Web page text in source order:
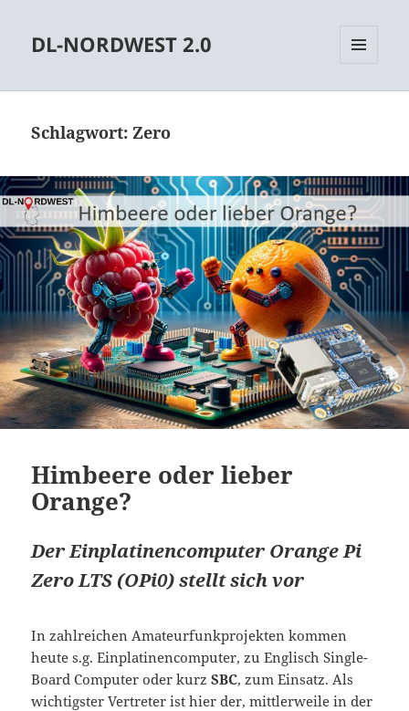
DL-NORDWEST 2.0
Schlagwort:Zero
Himbeere oder lieber
Orange?
Der Einplatinencomputer Orange Pi
Zero LTS (OPi0) stellt sich vor
In zahlreichen Amateurfunkprojekten kommen
heute s.g. Einplatinencomputer, zu Englisch Single-
Board Computer oder kurzSBC, zum Einsatz. Als
wichtigster Vertreter ist hier der, mittlerweile in der